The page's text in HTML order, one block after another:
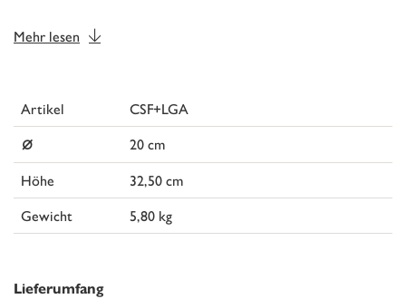
Mehr lesen
Artikel CSF+LGA
⌀
20 cm
Höhe
32,50 cm
Gewicht
5,80 kg
Lieferumfang